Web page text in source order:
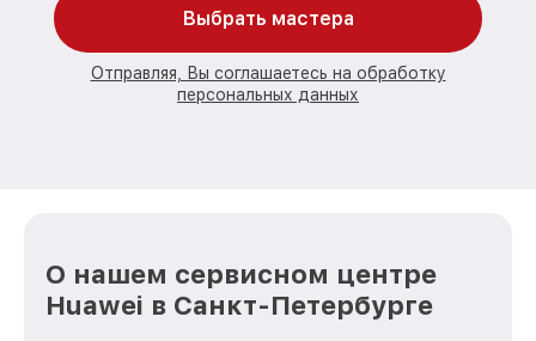
Выбрать мастера
Отправляя, Вы соглашаетесь на обработку
персональных данных
О нашем сервисном центре
Huawei в Санкт-Петербурге